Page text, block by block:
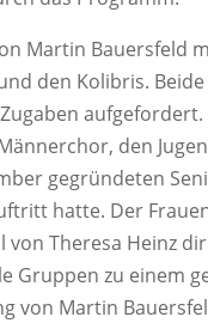
Martin Bauersfeld
den Kolibris.
aufgefordert.
den
gegründeten
hatte. Der
Theresa Heinz
Gruppen zu einem
von Martin